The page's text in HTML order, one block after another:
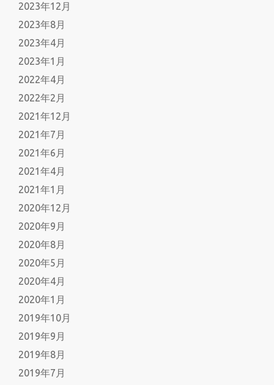
2023年12月
2023年8月
2023年4月
2023年1月
2022年4月
2022年2月
2021年12月
2021年7月
2021年6月
2021年4月
2021年1月
2020年12月
2020年9月
2020年8月
2020年5月
2020年4月
2020年1月
2019年10月
2019年9月
2019年8月
2019年7月